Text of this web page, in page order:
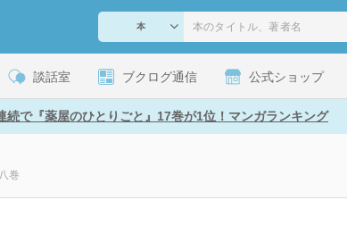
談話室 ブクログ通信 公式ショップ
続で『薬屋のひとりごと』17巻が1位！マンガランキング
巻